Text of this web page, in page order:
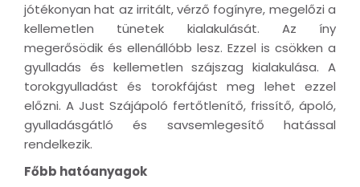
jótékonyan hat az irritált, vérző fogínyre, megelőzi a
kellemetlen tünetek kialakulását. Az íny
megerősödik és ellenállóbb lesz. Ezzel is csökken a
gyulladás és kellemetlen szájszag kialakulása. A
torokgyulladást és torokfájást meg lehet ezzel
előzni. A Just Szájápoló fertőtlenítő, frissítő, ápoló,
gyulladásgátló és savsemlegesítő hatással
rendelkezik.
Főbb hatóanyagok